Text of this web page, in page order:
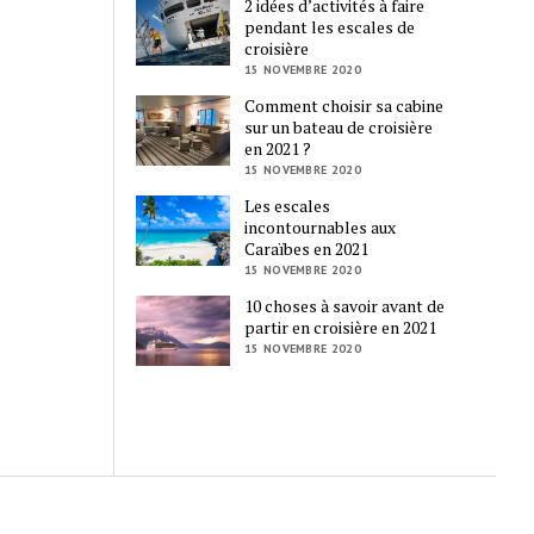
2 idées d’activités à faire
pendant les escales de
croisière
15 NOVEMBRE 2020
Comment choisir sa cabine
sur un bateau de croisière
en 2021 ?
15 NOVEMBRE 2020
Les escales
incontournables aux
Caraïbes en 2021
15 NOVEMBRE 2020
10 choses à savoir avant de
partir en croisière en 2021
15 NOVEMBRE 2020